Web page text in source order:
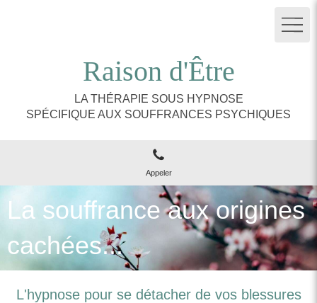
Raison d'Être
LA THÉRAPIE SOUS HYPNOSE
SPÉCIFIQUE AUX SOUFFRANCES PSYCHIQUES
Appeler
La souffrance aux origines
cachées...
L'hypnose pour se détacher de vos blessures